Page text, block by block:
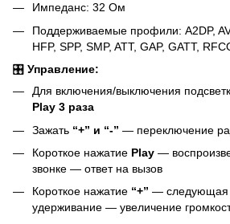
Импеданс: 32 Ом
Поддерживаемые профили: A2DP,
HFP, SPP, SMP, ATT, GAP, GATT,
🎛 Управление:
Для включения/выключения
Play 3 раза
Зажать “+” и “-” — переключение
Короткое нажатие Play —
звонке — ответ на вызов
Короткое нажатие “+” — следующая
удерживание — увеличение